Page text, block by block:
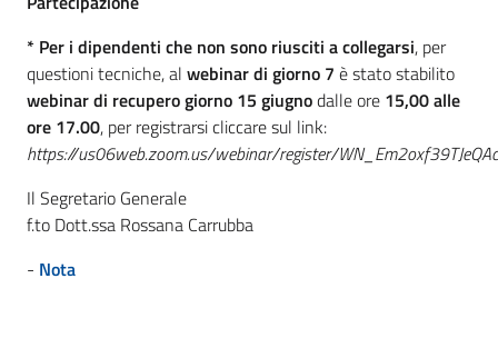
* Per i dipendenti che non sono riusciti a collegarsi, per
questioni tecniche, al webinar di giorno 7 è stato stabilito
webinar di recupero giorno 15 giugnodalle ore 15,00 alle
ore 17.00, per registrarsi cliccare sul link:
https://us06web.zoom.us/webinar/register/
Il Segretario Generale
f.to Dott.ssa Rossana Carrubba
- Nota